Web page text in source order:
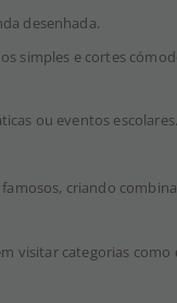
desenhada.
simples e cortes
ou eventos
criando
visitar categorias como